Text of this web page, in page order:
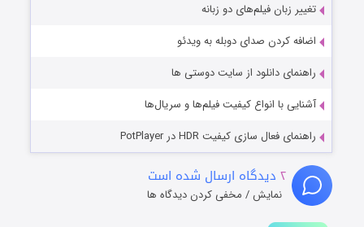
تغییر زبان فیلم‌های دو زبانه
اضافه کردن صدای دوبله به ویدئو
راهنمای دانلود از سایت دوستی ها
آشنایی با انواع کیفیت فیلم‌ها و سریال‌ها
راهنمای فعال سازی کیفیت HDR در PotPlayer
۲ دیدگاه ارسال شده است
نمایش / مخفی کردن دیدگاه ها